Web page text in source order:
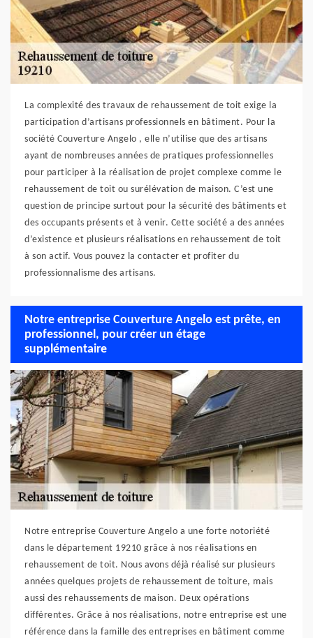
La complexité des travaux de rehaussement de toit exige la
participation d’artisans professionnels en bâtiment. Pour la
société Couverture Angelo , elle n’utilise que des artisans
ayant de nombreuses années de pratiques professionnelles
pour participer à la réalisation de projet complexe comme le
rehaussement de toit ou surélévation de maison. C’est une
question de principe surtout pour la sécurité des bâtiments et
des occupants présents et à venir. Cette société a des années
d’existence et plusieurs réalisations en rehaussement de toit
à son actif. Vous pouvez la contacter et profiter du
professionnalisme des artisans.
Notre entreprise Couverture Angelo est prête, en
professionnel, pour créer un étage
supplémentaire
Notre entreprise Couverture Angelo a une forte notoriété
dans le département 19210 grâce à nos réalisations en
rehaussement de toit. Nous avons déjà réalisé sur plusieurs
années quelques projets de rehaussement de toiture, mais
aussi des rehaussements de maison. Deux opérations
différentes. Grâce à nos réalisations, notre entreprise est une
référence dans la famille des entreprises en bâtiment comme